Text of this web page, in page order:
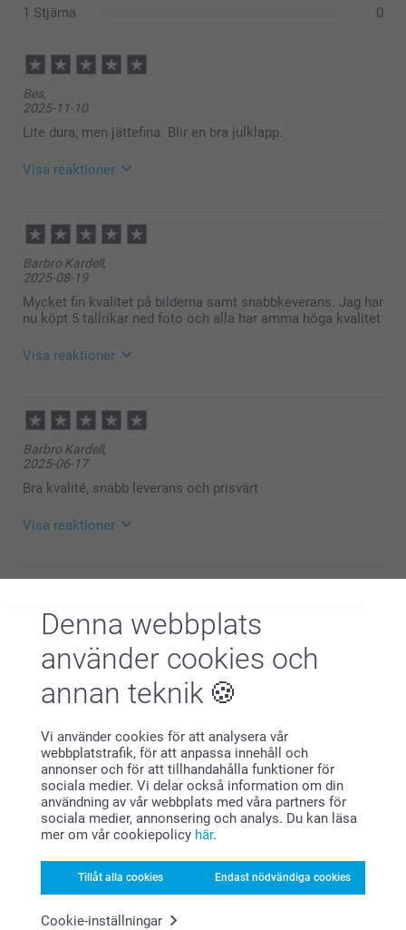
Denna webbplats
använder cookies och
annan teknik
Vi använder cookies för att analysera vår
webbplatstrafik, för att anpassa innehåll och
annonser och för att tillhandahålla funktioner för
sociala medier. Vi delar också information om din
användning av vår webbplats med våra partners för
sociala medier, annonsering och analys. Du kan läsa
mer om vår cookiepolicy här.
Tillåt alla cookies Endast nödvändiga cookies
Cookie-inställningar
1 Stjärna
0
Bes,
2025-11-10
Lite dura, men jättefina. Blir en bra julklapp.
Visa reaktioner
10:01
Hej
Stort tack för ⭐️⭐️⭐️⭐️⭐️ och omdöme, så kul att
tallriksunderläggen blev uppskattade!
Jag önskar dig en fin dag!
Varma hälsningar,
Barbro Kardell,
2025-08-19
Mycket fin kvalitet på bilderna samt snabbkeverans. Jag har
nu köpt 5 tallrikar ned foto och alla har amma höga kvalitet
Visa reaktioner
10:20
Hej Barbro,
Stort tack för dina ⭐️⭐️⭐️⭐️⭐️ och omdöme, underbart
att höra att du är nöjd med dina beställda tallrikar 🥰
Vi önskar dig en fin dag!
Varma hälsningar,
Kirsi @smartphoto
Barbro Kardell,
2025-06-17
Bra kvalité, snabb leverans och prisvärt
Visa reaktioner
Stort tack för ⭐️⭐️⭐️⭐️⭐️ och omdöme, kul att du är
nöjd med tallriken!
Jag önskar dig en fin dag!
Varma hälsningar,
Kirsi @smartphoto
2024-05-07
Synd att de inte håller så bra för kniven
Visa reaktioner
2024-05-07
10:31
Hej Jill,
Stort tack för dina 5 stjärnor och omdöme av våra
barntallrikar. Tack för att du valt att beställa från
oss.
Varma hälsningar
Agneta Eriksson,
2022-06-30
Rolig grej, jag gjort igen.
Visa mer